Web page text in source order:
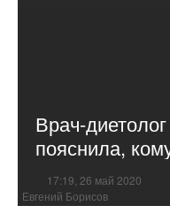
Врач-
пояснила,
17:19, 26 май 2020
Евгений Борисов